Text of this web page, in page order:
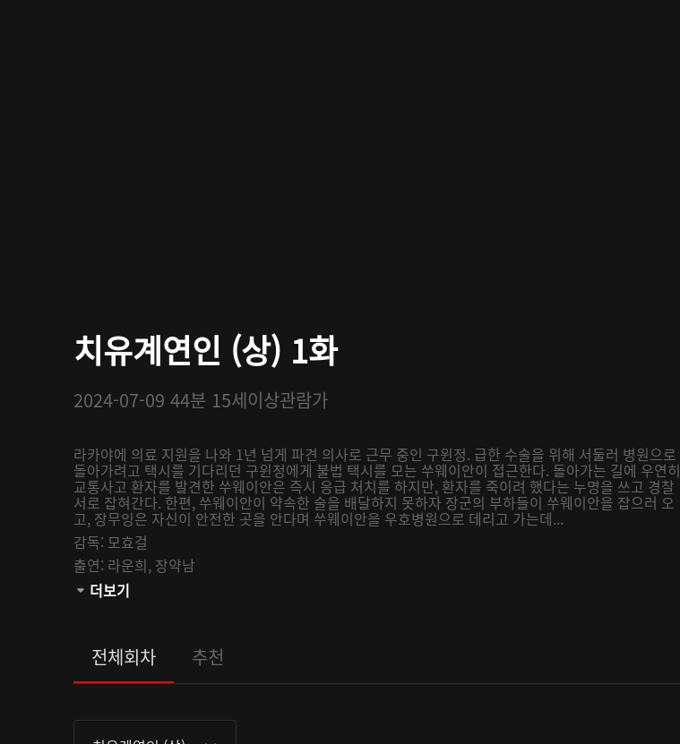
치유계연인 (상) 1화
2024-07-09 44분 15세이상관람가
라카야에 의료 지원을 나와 1년 넘게 파견 의사로 근무 중인 구윈정. 급한 수술을 위해 서둘러 병원으로
돌아가려고 택시를 기다리던 구윈정에게 불법 택시를 모는 쑤웨이안이 접근한다. 돌아가는 길에 우연히
교통사고 환자를 발견한 쑤웨이안은 즉시 응급 처치를 하지만, 환자를 죽이려 했다는 누명을 쓰고 경찰
서로 잡혀간다. 한편, 쑤웨이안이 약속한 술을 배달하지 못하자 장군의 부하들이 쑤웨이안을 잡으러 오
고, 장무잉은 자신이 안전한 곳을 안다며 쑤웨이안을 우호병원으로 데리고 가는데...
감독: 모효걸
출연: 라운희, 장약남
관람등급:
더보기
전체회차 추천